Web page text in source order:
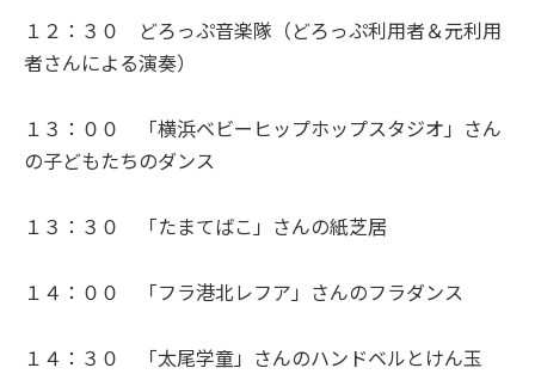
１２：３０ どろっぷ音楽隊（どろっぷ利用者＆元利用
者さんによる演奏）
１３：００ 「横浜ベビーヒップホップスタジオ」さん
の子どもたちのダンス
１３：３０ 「たまてばこ」さんの紙芝居
１４：００ 「フラ港北レフア」さんのフラダンス
１４：３０ 「太尾学童」さんのハンドベルとけん玉